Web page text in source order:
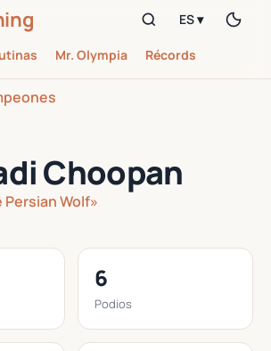
Mr. Olympia Récords
ES ▾
Choopan
Persian Wolf»
6
Podios